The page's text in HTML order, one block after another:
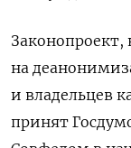
на
и владельцев
принят